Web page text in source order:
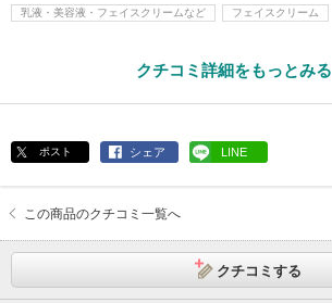
乳液・美容液・フェイスクリームなど フェイスクリーム
クチコミ詳細をもっとみる
ポスト シェア LINE
この商品のクチコミ一覧へ
クチコミする